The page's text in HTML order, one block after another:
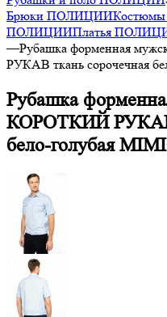
Брюки ПОЛИЦИИ
ПОЛИЦИИПлатья
—Рубашка форменная
РУКАВ ткань сорочечная
Рубашка
КОРОТКИЙ РУКАВ
бело-голубая